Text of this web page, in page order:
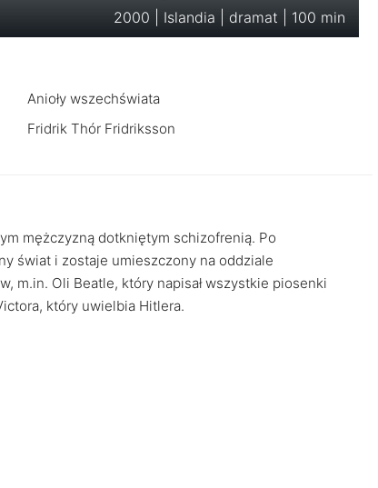
2000 | Islandia | dramat | 100 min
Anioły wszechświata
Fridrik Thór Fridriksson
mężczyzną dotkniętym schizofrenią. Po
świat i zostaje umieszczony na oddziale
m.in. Oli Beatle, który napisał wszystkie piosenki
który uwielbia Hitlera.